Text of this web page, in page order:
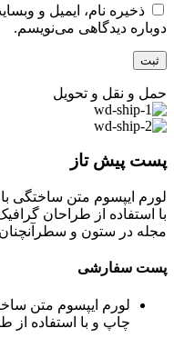
ذخیره نام، ایمیل و
دوباره دیدگاهی می‌نویسم.
حمل و نقل و تحویل
پست پیش تاز
لورم ایپسوم متن ساختگی
با استفاده از طراحان
مجله در ستون و
پست سفارشی
لورم ایپسوم متن
چاپ و با استفاده